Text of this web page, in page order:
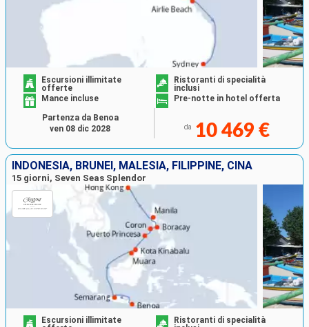
Escursioni illimitate
offerte
Ristoranti di specialità
inclusi
Mance incluse
Pre-notte in hotel offerta
da 10 469 €
Partenza da Benoa
ven 08 dic 2028
INDONESIA, BRUNEI, MALESIA, FILIPPINE, CINA
15 giorni, Seven Seas Splendor
Escursioni illimitate
Ristoranti di specialità